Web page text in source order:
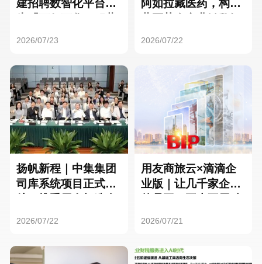
建招聘数智化平台，
2026/07/23
阿如拉藏医药，构建
2026/07/22
扬帆新程｜中集集团
司库系统项目正式启
2026/07/22
用友商旅云×滴滴企
业版｜让几千家企业
2026/07/21